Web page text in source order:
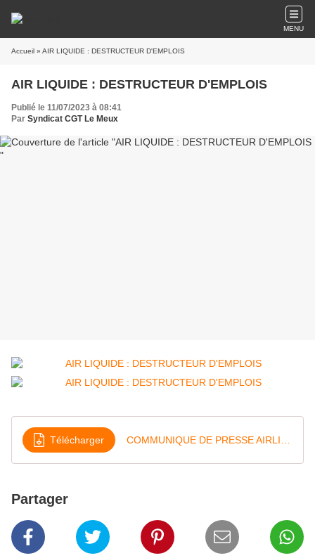
MENU
Accueil » AIR LIQUIDE : DESTRUCTEUR D'EMPLOIS
AIR LIQUIDE : DESTRUCTEUR D'EMPLOIS
Publié le 11/07/2023 à 08:41
Par Syndicat CGT Le Meux
Télécharger
Partager